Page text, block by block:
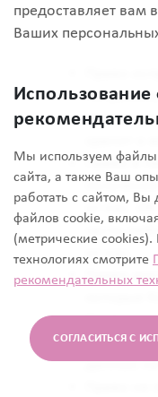
предоставляет вам
Ваших
Право в
от нас. Об
части
от нас;
Право
Право в
против
данных
Мы используем файлы
сайта, а также Ваш
работать с сайтом, Вы
файлов cookie,
(метрические
технологиях смотрите
рекомендательных
СОГЛАСИТЬСЯ С